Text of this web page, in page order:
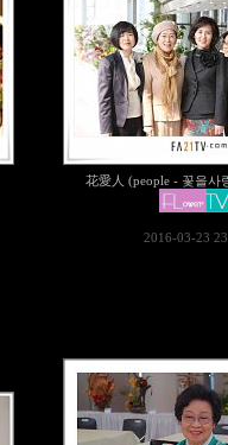
花愛人 (people - 꽃을사
2016-03-23